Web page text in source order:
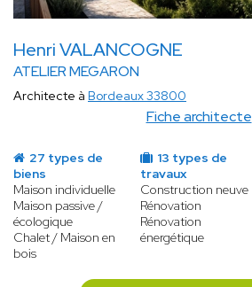
Henri VALANCOGNE
ATELIER MEGARON
Fiche architecte
Architecte à Bordeaux 33800
27 types de
biens
Maison individuelle
Maison passive /
écologique
Chalet / Maison en
bois
13 types de
travaux
Construction neuve
Rénovation
Rénovation
énergétique